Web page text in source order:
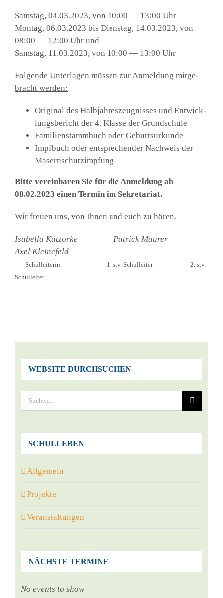
Sams­tag, 04.03.2023, von 10:00 — 13:00 Uhr
Mon­tag, 06.03.2023 bis Diens­tag, 14.03.2023, von
08:00 — 12:00 Uhr und
Sams­tag, 11.03.2023, von 10:00 — 13:00 Uhr
Fol­gen­de Unter­la­gen müs­sen zur Anmel­dung mit­ge­
bracht wer­den:
Ori­gi­nal des Halb­jah­res­zeug­nis­ses und Ent­wick­
lungs­be­richt der 4. Klas­se der Grund­schu­le
Fami­li­en­stamm­buch oder Geburts­ur­kun­de
Impf­buch oder ent­spre­chen­der Nach­weis der
Masern­schutz­imp­fung
Bit­te ver­ein­ba­ren Sie für die Anmel­dung ab
08.02.2023 einen Ter­min im Sekre­ta­ri­at.
Wir freu­en uns, von Ihnen und euch zu hören.
Isa­bel­la Katz­or­ke
Patrick Mau­rer
Axel Klei­ne­feld
Schul­lei­te­rin 1. stv. Schul­lei­ter 2. stv.
Schul­lei­ter
WEBSITE DURCHSUCHEN
Suche
nach:
SCHULLEBEN
Allgemein
Projekte
Veranstaltungen
NÄCHSTE TERMINE
No events to show